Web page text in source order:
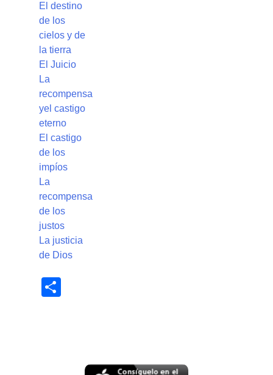
El destino
de los
cielos y de
la tierra
El Juicio
La
recompensa
yel castigo
eterno
El castigo
de los
impíos
La
recompensa
de los
justos
La justicia
de Dios